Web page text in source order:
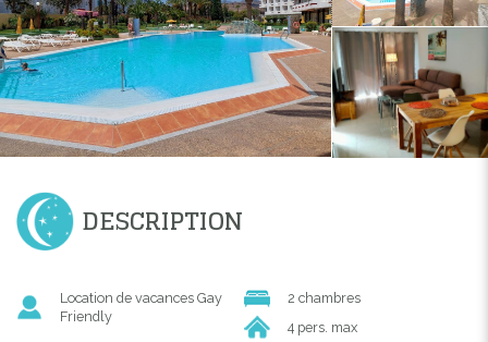
DESCRIPTION
Location de vacances Gay
Friendly
2 chambres
4 pers. max